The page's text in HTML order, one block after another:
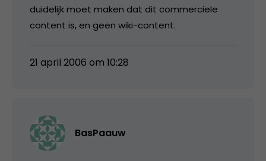
duidelijk moet maken dat dit commerciele
content is, en geen wiki-content.
21 april 2006 om 10:28
BasPaauw